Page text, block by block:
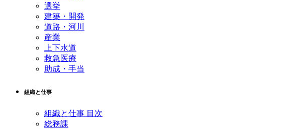
選挙
建築・開発
道路・河川
産業
上下水道
救急医療
助成・手当
組織と仕事
組織と仕事 目次
総務課